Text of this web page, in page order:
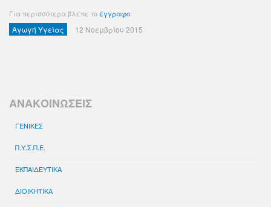
Για περισσότερα βλέπε τοέγγραφο:
Αγωγή Υγείας 12 Νοεμβρίου 2015
ΑΝΑΚΟΙΝΩΣΕΙΣ
ΓΕΝΙΚΕΣ
Π.Υ.Σ.Π.Ε.
ΕΚΠΑΙΔΕΥΤΙΚΑ
ΔΙΟΙΚΗΤΙΚΑ